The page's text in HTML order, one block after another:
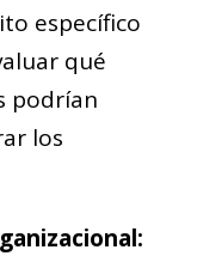
específico
qué
podrían
los